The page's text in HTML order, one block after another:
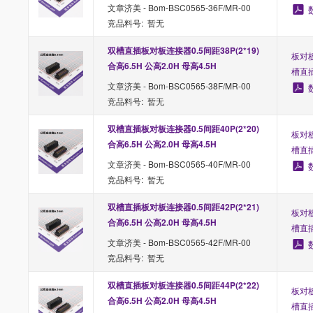
文章济美 - Bom-BSC0565-36F/MR-00
竞品料号: 暂无
双槽直插板对板连接器0.5间距38P(2*19)
合高6.5H 公高2.0H 母高4.5H
文章济美 - Bom-BSC0565-38F/MR-00
竞品料号: 暂无
板对
槽直
双槽直插板对板连接器0.5间距40P(2*20)
合高6.5H 公高2.0H 母高4.5H
文章济美 - Bom-BSC0565-40F/MR-00
竞品料号: 暂无
板对
槽直
双槽直插板对板连接器0.5间距42P(2*21)
合高6.5H 公高2.0H 母高4.5H
文章济美 - Bom-BSC0565-42F/MR-00
竞品料号: 暂无
板对
槽直
双槽直插板对板连接器0.5间距44P(2*22)
合高6.5H 公高2.0H 母高4.5H
板对
槽直